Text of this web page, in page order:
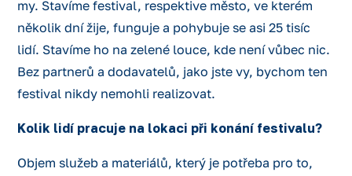
my. Stavíme festival, respektive město, ve kterém
několik dní žije, funguje a pohybuje se asi 25 tisíc
lidí. Stavíme ho na zelené louce, kde není vůbec nic.
Bez partnerů a dodavatelů, jako jste vy, bychom ten
festival nikdy nemohli realizovat.
Kolik lidí pracuje na lokaci při konání festivalu?
Objem služeb a materiálů, který je potřeba pro to,